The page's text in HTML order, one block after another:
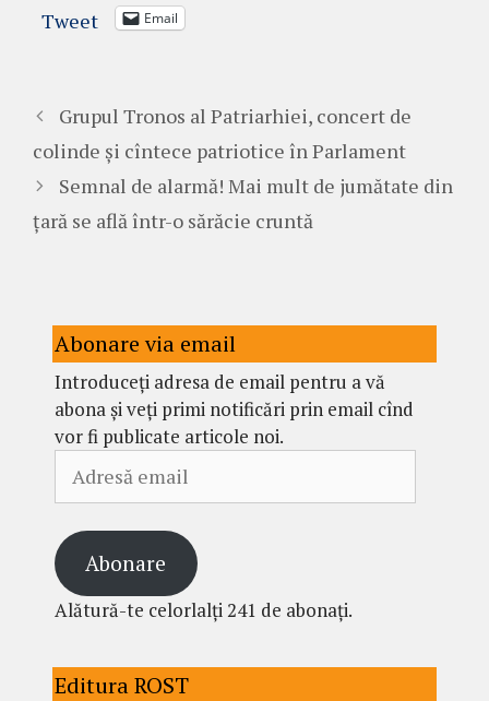
Tweet Email
Grupul Tronos al Patriarhiei, concert de
colinde și cîntece patriotice în Parlament
Semnal de alarmă! Mai mult de jumătate din
țară se află într-o sărăcie cruntă
Abonare via email
Introduceți adresa de email pentru a vă
abona și veți primi notificări prin email cînd
vor fi publicate articole noi.
email
Abonare
Alătură-te celorlalți 241 de abonați.
Editura ROST